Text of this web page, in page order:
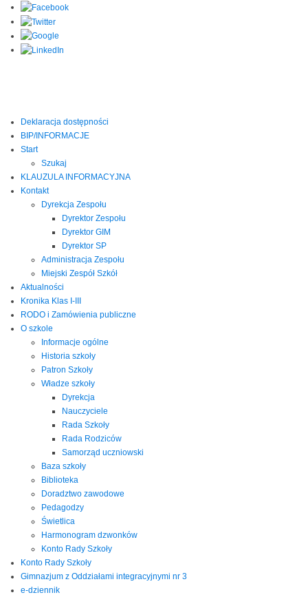
Deklaracja dostępności
BIP/INFORMACJE
Start
Szukaj
KLAUZULA INFORMACYJNA
Kontakt
Dyrekcja Zespołu
Dyrektor Zespołu
Dyrektor GIM
Dyrektor SP
Administracja Zespołu
Miejski Zespół Szkół
Aktualności
Kronika Klas I-III
RODO i Zamówienia publiczne
O szkole
Informacje ogólne
Historia szkoły
Patron Szkoły
Władze szkoły
Dyrekcja
Nauczyciele
Rada Szkoły
Rada Rodziców
Samorząd uczniowski
Baza szkoły
Biblioteka
Doradztwo zawodowe
Pedagodzy
Świetlica
Harmonogram dzwonków
Konto Rady Szkoły
Konto Rady Szkoły
Gimnazjum z Oddziałami integracyjnymi nr 3
e-dziennik